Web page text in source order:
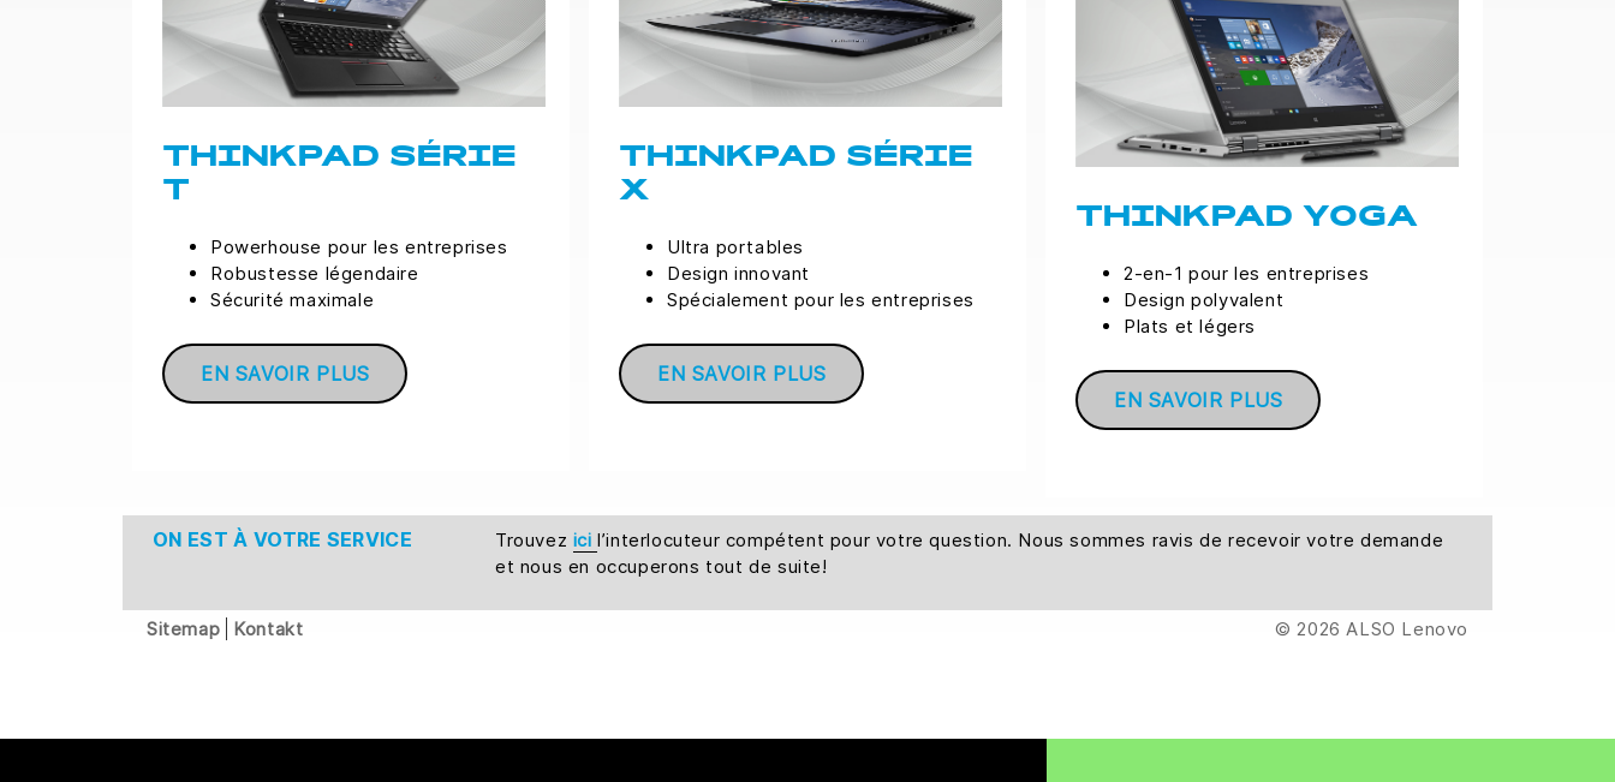
THINKPAD SÉRIE
T
Powerhouse pour les entreprises
Robustesse légendaire
Sécurité maximale
EN SAVOIR PLUS
THINKPAD SÉRIE
X
Ultra portables
Design innovant
Spécialement pour les entreprises
EN SAVOIR PLUS
THINKPAD YOGA
2-en-1 pour les entreprises
Design polyvalent
Plats et légers
EN SAVOIR PLUS
ON EST À VOTRE SERVICE Trouvez icil’interlocuteur compétent pour votre question. Nous sommes ravis de recevoir votre demande
et nous en occuperons tout de suite!
Sitemap Kontakt © 2026 ALSO Lenovo